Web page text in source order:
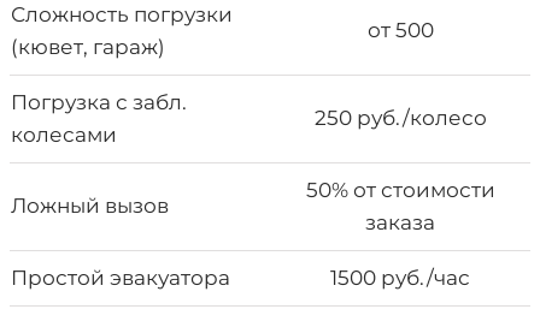
Сложность погрузки
(кювет, гараж)
от 500
Погрузка с забл.
колесами
250 руб./колесо
Ложный вызов
50% от стоимости
заказа
Простой эвакуатора 1500 руб./час